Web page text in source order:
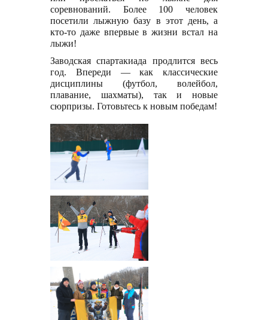
соревнований. Более 100 человек
посетили лыжную базу в этот день, а
кто-то даже впервые в жизни встал на
лыжи!
Заводская спартакиада продлится весь
год. Впереди — как классические
дисциплины (футбол, волейбол,
плавание, шахматы), так и новые
сюрпризы. Готовьтесь к новым победам!